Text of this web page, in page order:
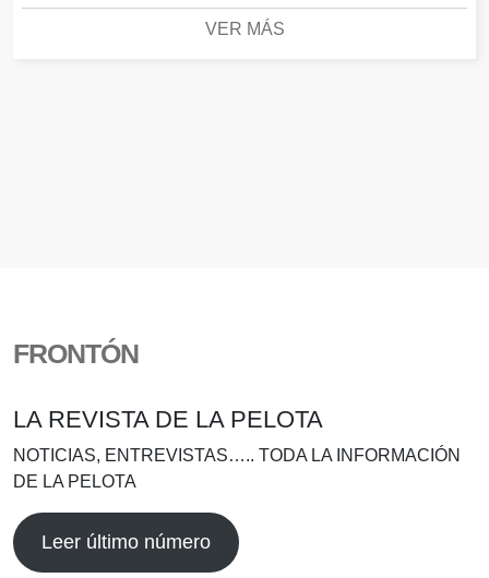
VER MÁS
FRONTÓN
LA REVISTA DE LA PELOTA
NOTICIAS, ENTREVISTAS….. TODA LA INFORMACIÓN
DE LA PELOTA
Leer último número